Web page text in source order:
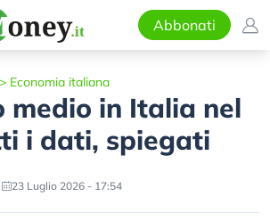
Abbonati
> Economia italiana
medio in Italia nel
i dati, spiegati
23 Luglio 2026 - 17:54